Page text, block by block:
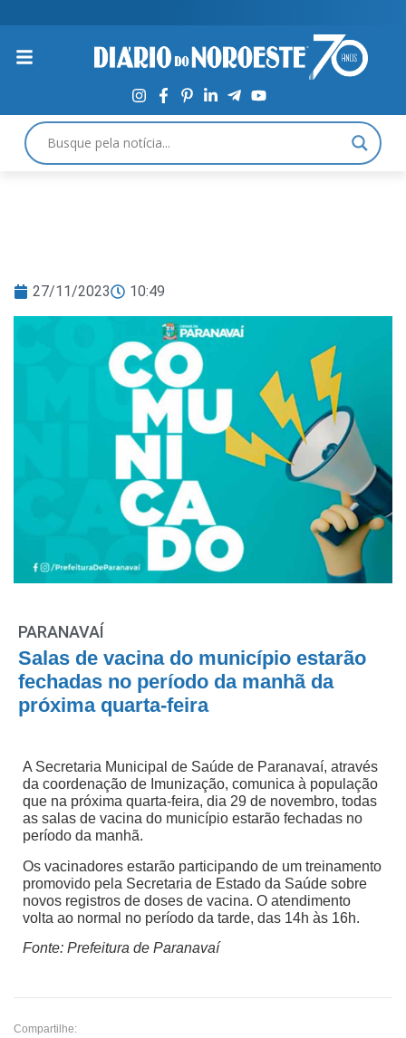
27/11/2023 10:49
PARANAVAÍ
Salas de vacina do município estarão
fechadas no período da manhã da
próxima quarta-feira
A Secretaria Municipal de Saúde de Paranavaí, através
da coordenação de Imunização, comunica à população
que na próxima quarta-feira, dia 29 de novembro, todas
as salas de vacina do município estarão fechadas no
período da manhã.
Os vacinadores estarão participando de um treinamento
promovido pela Secretaria de Estado da Saúde sobre
novos registros de doses de vacina. O atendimento
volta ao normal no período da tarde, das 14h às 16h.
Fonte: Prefeitura de Paranavaí
Compartilhe: